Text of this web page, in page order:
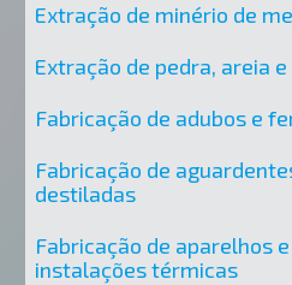
Extração de minério de
Extração de pedra, areia
Fabricação de adubos e
Fabricação de
destiladas
Fabricação de aparelhos
instalações térmicas